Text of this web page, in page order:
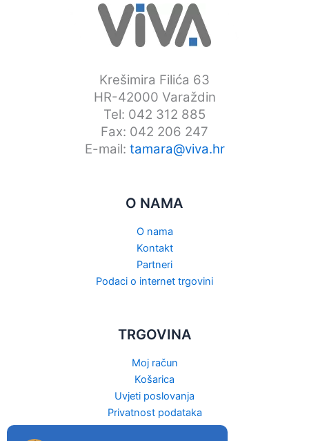
Krešimira Filića 63
HR-42000 Varaždin
Tel: 042 312 885
Fax: 042 206 247
E-mail: tamara@viva.hr
O NAMA
O nama
Kontakt
Partneri
Podaci o internet trgovini
TRGOVINA
Moj račun
Košarica
Uvjeti poslovanja
Privatnost podataka
Raskid ugovora